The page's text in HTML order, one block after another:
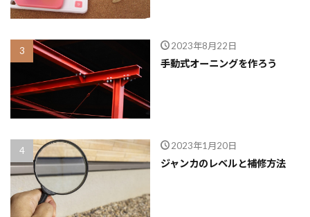
2023年8月22日
手動式オーニングを作ろう
2023年1月20日
ジャンカのレベルと補修方法